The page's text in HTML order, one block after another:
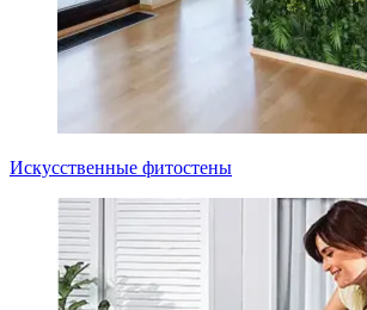
Искусственные фитостены